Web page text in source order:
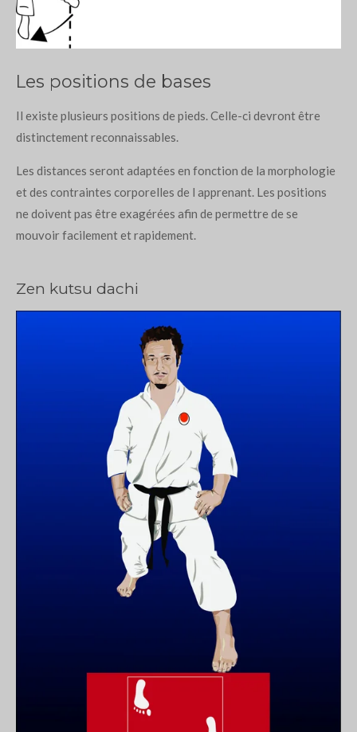
Les positions de bases
Il existe plusieurs positions de pieds. Celle-ci devront être
distinctement reconnaissables.
Les distances seront adaptées en fonction de la morphologie
et des contraintes corporelles de l apprenant. Les positions
ne doivent pas être exagérées afin de permettre de se
mouvoir facilement et rapidement.
Zen kutsu dachi